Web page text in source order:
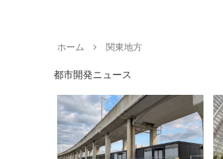
ホーム 関東地方
都市開発ニュース